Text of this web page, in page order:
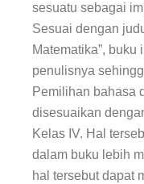
sesuatu sebagai
Sesuai dengan
Matematika”,
penulisnya
Pemilihan bahasa
disesuaikan
Kelas IV. Hal
dalam buku lebih
hal tersebut dapat